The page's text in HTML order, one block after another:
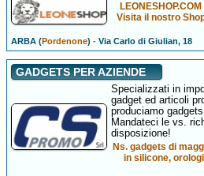
Visita il nostro
ARBA (Pordenone) -Via Carlo di Giulian, 18
GADGETS PER AZIENDE
Specializzati in
gadget ed articoli
produciamo
Mandateci le vs.
disposizione!
Ns. gadgets di
in silicone,